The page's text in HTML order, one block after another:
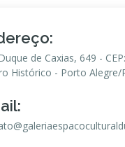
de Caxias, 649 -
Histórico - Porto Alegre/